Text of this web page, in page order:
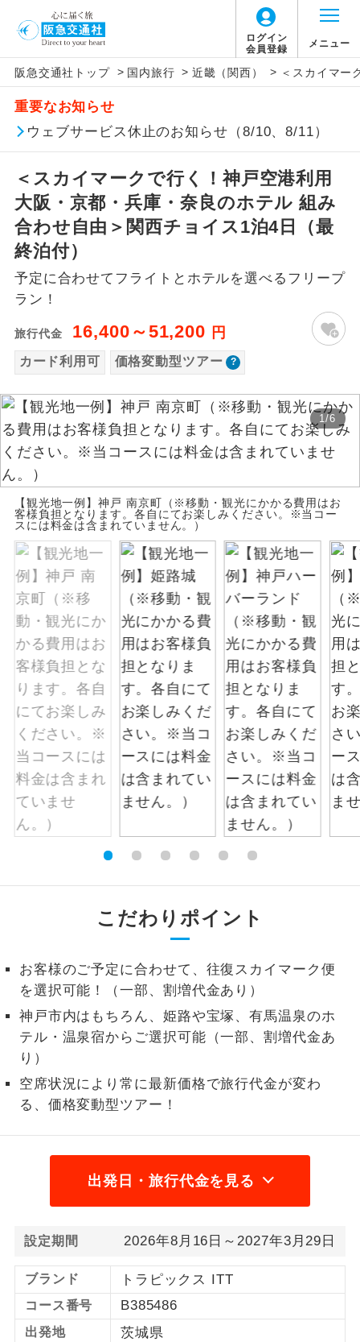
ログイン
会員登録
メニュー
阪急交通社トップ > 国内旅行 > 近畿（関西） > ＜スカイマー
重要なお知らせ
ウェブサービス休止のお知らせ（8/10、8/11）
＜スカイマークで行く！神戸空港利用
大阪・京都・兵庫・奈良のホテル 組み
合わせ自由＞関西チョイス1泊4日（最
終泊付）
予定に合わせてフライトとホテルを選べるフリープ
ラン！
旅行代金 16,400～51,200 円
カード利用可 価格変動型ツアー
1/6
【観光地一例】神戸 南京町（※移動・観光にかかる費用はお
客様負担となります。各自にてお楽しみください。※当コー
スには料金は含まれていません。）
こだわりポイント
お客様のご予定に合わせて、往復スカイマーク便
を選択可能！（一部、割増代金あり）
神戸市内はもちろん、姫路や宝塚、有馬温泉のホ
テル・温泉宿からご選択可能（一部、割増代金あ
り）
空席状況により常に最新価格で旅行代金が変わ
る、価格変動型ツアー！
出発日・旅行代金を見る
設定期間 2026年8月16日～2027年3月29日
ブランド トラピックス ITT
コース番号 B385486
出発地 茨城県
アイコン 説明
添乗員同行
往路出発空港（駅）から復路到着空港
（駅）まで同行します。
現地添乗員同
行
現地到着空港（駅）から最終日出発空港
（駅）まで添乗員が同行します。
バスガイド乗
務
バスガイドが乗務し、車内での観光案内
新コース
世界遺産
ユネスコに登録されている文化遺産や自
然遺産を訪ねるコースです。
絶景スポットに立ち寄るコースです。
温泉 温泉地にも宿泊するコースです。
大浴場 ご宿泊ホテルに大浴場が付いています。
全食事付き
全てのお食事が付いていますので、お食
事の心配はいりません。（機内食を除
く）
お部屋食
お部屋にてゆっくりとお召し上がりいた
だけます。
トラベルイヤ
ホン
周りの音を気にせず、ガイドさんの説明
をじっくり聞くことができます。
1名様催行
1名様から出発可能な個人型プランで
す。
2名様催行
2名様から出発可能な個人型プランで
おひとり様参
おひとり様限定でご参加いただけるコー
1名様1室同代
1名様1室利用でも追加料金がかからない
コースです。
ご夫婦限定
ご夫婦限定でご参加いただけるコースで
女性限定
女性限定でご参加いただけるコースで
す。
です。
画にとても便利です。
ホテル指定
す。
ス2席利用
す。
「価格変動型ツアー」に関するご案内
価格変動型ツアーとは
賃」を利用したツアーです。
お申し込み時期・ご利用便の空席状況に
よって料金が変動いたします。
以下の注意事項をあらかじめご了承いただき
ますようお願いいたします。
お支払いについて
お支払いは、クレジットカード決済のみとな
ります。
お申し込みの最後にクレジットカード決済を
していただき、決済手続き完了をもちまし
て、ご旅行の契約が成立となります。
ご予約方法について
ウェブ限定コースとなりますので、コールセ
ンター及びカウンターでのお申し込みはでき
ません。